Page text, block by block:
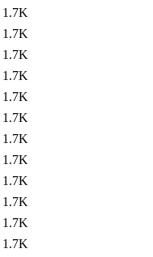
1.7K
1.7K
1.7K
1.7K
1.7K
1.7K
1.7K
1.7K
1.7K
1.7K
1.7K
1.7K